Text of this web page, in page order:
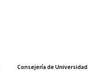
Consejería de Universidad,